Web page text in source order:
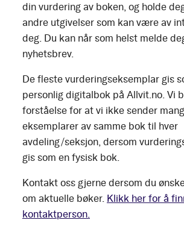
din vurdering av boken, og holde
andre utgivelser som kan være av
deg. Du kan når som helst melde
nyhetsbrev.
De fleste vurderingseksemplar gis
personlig digitalbok på Allvit.no. Vi
forståelse for at vi ikke sender
eksemplarer av samme bok til hver
avdeling/seksjon, dersom
gis som en fysisk bok.
Kontakt oss gjerne dersom du
om aktuelle bøker. Klikk her for å
kontaktperson.